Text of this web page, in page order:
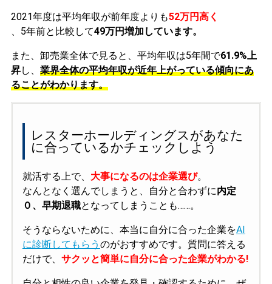
2021年度は平均年収が前年度よりも52万円高く
、5年前と比較して49万円増加しています。
また、卸売業全体で見ると、平均年収は5年間で61.9%上
昇し、 業界全体の平均年収が近年上がっている傾向にあ
ることがわかります。
レスターホールディングスがあなた
に合っているかチェックしよう
就活する上で、 大事になるのは企業選び。
なんとなく選んでしまうと、自分と合わずに内定
０、早期退職となってしまうことも……。
そうならないために、本当に自分に合った企業をAI
に診断してもらう のがおすすめです。質問に答える
だけで、 サクッと簡単に自分に合った企業がわかる!